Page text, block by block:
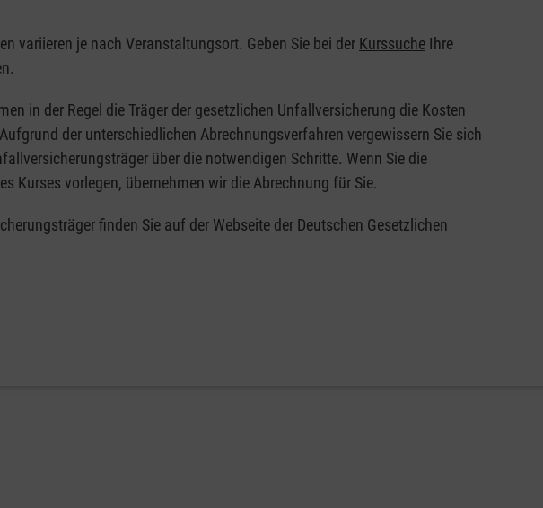
variieren je nach Veranstaltungsort. Geben Sie bei der Kurssuche Ihre
in der Regel die Träger der gesetzlichen Unfallversicherung die Kosten
der unterschiedlichen Abrechnungsverfahren vergewissern Sie sich
über die notwendigen Schritte. Wenn Sie die
Kurses vorlegen, übernehmen wir die Abrechnung für Sie.
finden Sie auf der Webseite der Deutschen Gesetzlichen